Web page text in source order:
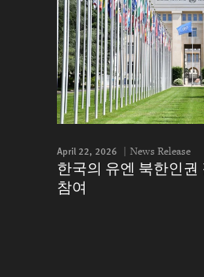
April 22, 2026 News Release
한국의 유엔 북한인
참여